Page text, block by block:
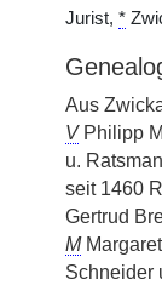
Jurist, *
Aus
VPhilipp
u.
seit 1460
Gertrud
M
Schneider